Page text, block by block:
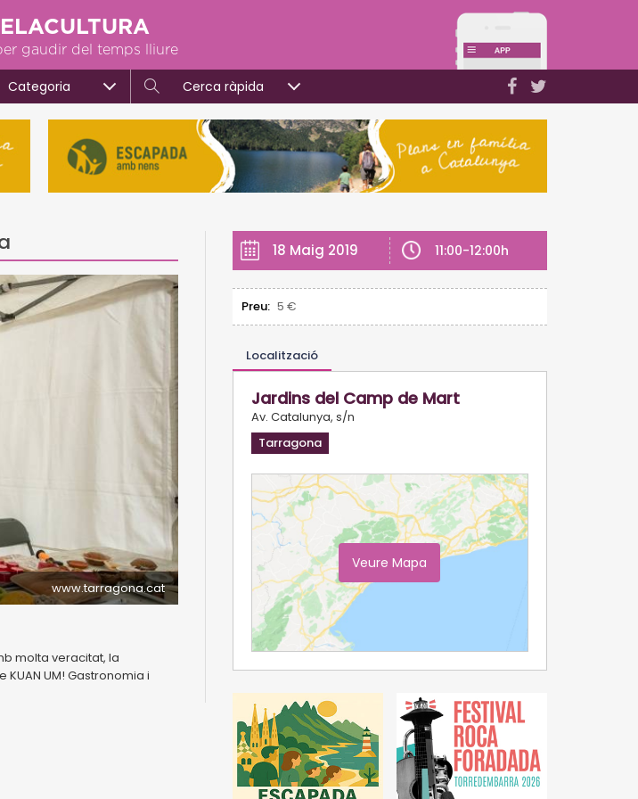
gaudir del temps lliure
Categoria Cerca ràpida
www.tarragona.cat
molta veracitat, la
UM! Gastronomia i
18 Maig 2019 11:00-12:00h
Preu: 5 €
Localització
Jardins del Camp de Mart
Av. Catalunya, s/n
Tarragona
Veure Mapa